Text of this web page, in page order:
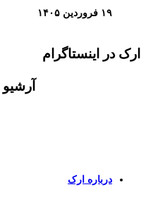
۱۹ فروردین ۱۴۰۵
ارک در اینستاگرام
آرشیو
درباره ارک